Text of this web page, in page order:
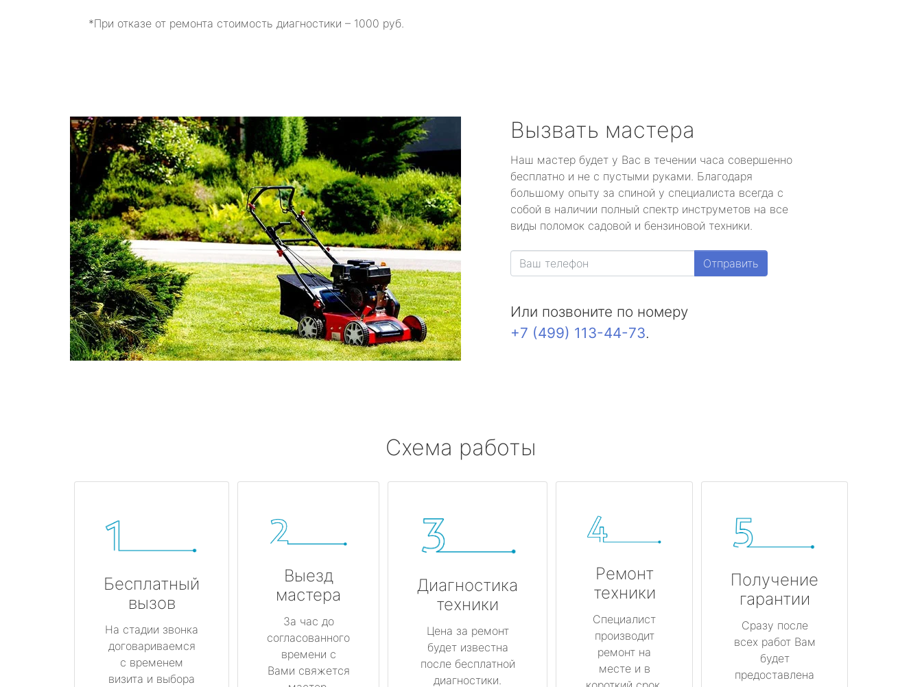
*При отказе от ремонта стоимость диагностики – 1000 руб.
Вызвать мастера
Наш мастер будет у Вас в течении часа совершенно
бесплатно и не с пустыми руками. Благодаря
большому опыту за спиной у специалиста всегда с
собой в наличии полный спектр инструметов на все
виды поломок садовой и бензиновой техники.
Отправить
Или позвоните по номеру
+7 (499) 113-44-73.
Схема работы
Бесплатный
вызов
На стадии звонка
договариваемся
с временем
визита и выбора
Выезд
мастера
За час до
согласованного
времени с
Вами свяжется
Диагностика
техники
Цена за ремонт
будет известна
после бесплатной
диагностики.
Ремонт
техники
Специалист
производит
ремонт на
месте и в
Получение
гарантии
Сразу после
всех работ Вам
будет
предоставлена